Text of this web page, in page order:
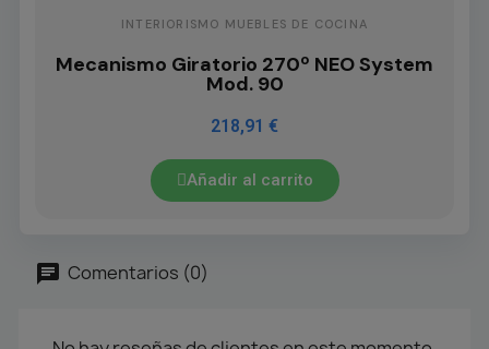
INTERIORISMO MUEBLES DE COCINA
Mecanismo Giratorio 270º NEO System
Mod. 90
218,91 €
Añadir al carrito
Comentarios (0)